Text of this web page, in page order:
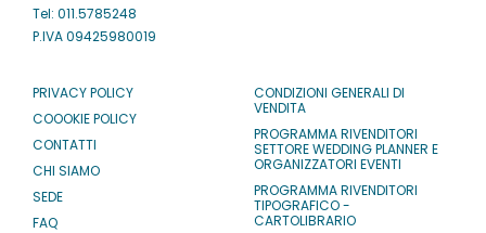
Tel: 011.5785248
P.IVA 09425980019
PRIVACY POLICY
COOOKIE POLICY
CONTATTI
CHI SIAMO
SEDE
FAQ
CONDIZIONI GENERALI DI
VENDITA
PROGRAMMA RIVENDITORI
SETTORE WEDDING PLANNER E
ORGANIZZATORI EVENTI
PROGRAMMA RIVENDITORI
TIPOGRAFICO -
CARTOLIBRARIO